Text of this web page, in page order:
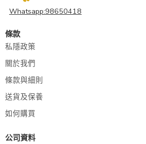
Whatsapp:98650418
條款
私隱政策
關於我們
條款與細則
送貨及保養
如何購買
公司資料